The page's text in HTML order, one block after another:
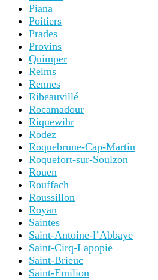
Piana
Poitiers
Prades
Provins
Quimper
Reims
Rennes
Ribeauvillé
Rocamadour
Riquewihr
Rodez
Roquebrune-Cap-Martin
Roquefort-sur-Soulzon
Rouen
Rouffach
Roussillon
Royan
Saintes
Saint-Antoine-l’Abbaye
Saint-Cirq-Lapopie
Saint-Brieuc
Saint-Emilion